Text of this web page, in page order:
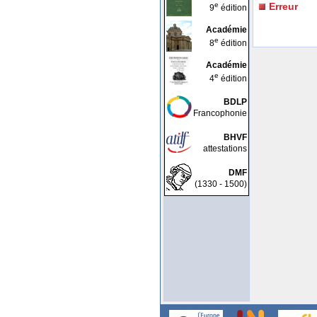
9e édition
Académie
8e édition
Académie
4e édition
BDLP
Francophonie
BHVF
attestations
DMF
(1330 - 1500)
Erreur